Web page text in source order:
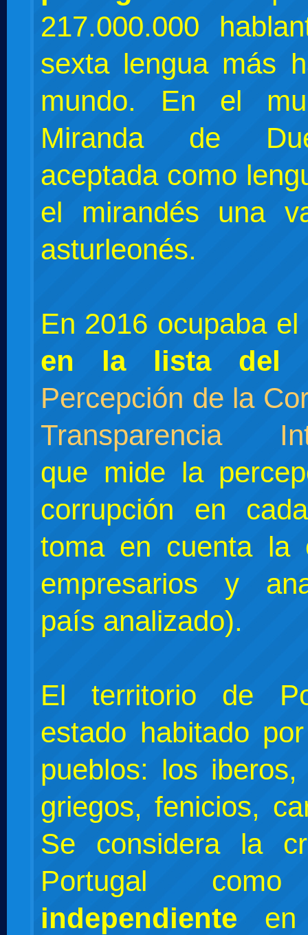
217.000.000
sexta lengua más
mundo. En el
Miranda de
aceptada como
el mirandés una
asturleonés.
En 2016 ocupaba el
en la lista del
Percepción de la
Transparencia
que mide la
corrupción en
toma en cuenta la
empresarios y
país analizado).
El territorio de
estado habitado
pueblos: los
griegos, fenicios,
Se considera la
Portugal
independiente